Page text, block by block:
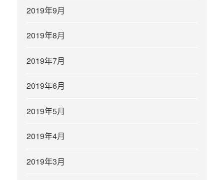
2019年9月
2019年8月
2019年7月
2019年6月
2019年5月
2019年4月
2019年3月